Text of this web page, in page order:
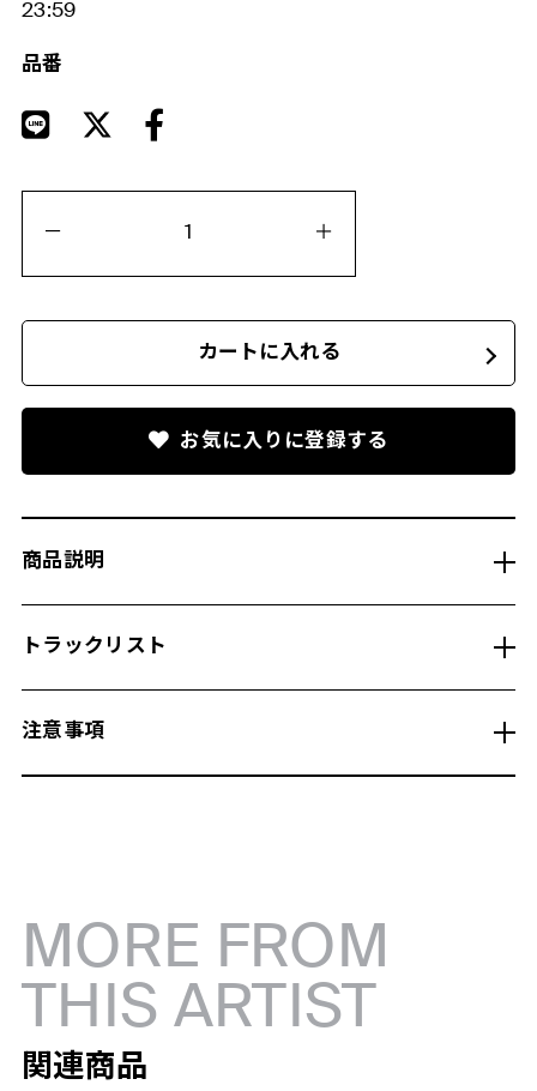
23:59
品番
カートに入れる
お気に入りに登録する
商品説明
トラックリスト
注意事項
MORE FROM
THIS ARTIST
関連商品